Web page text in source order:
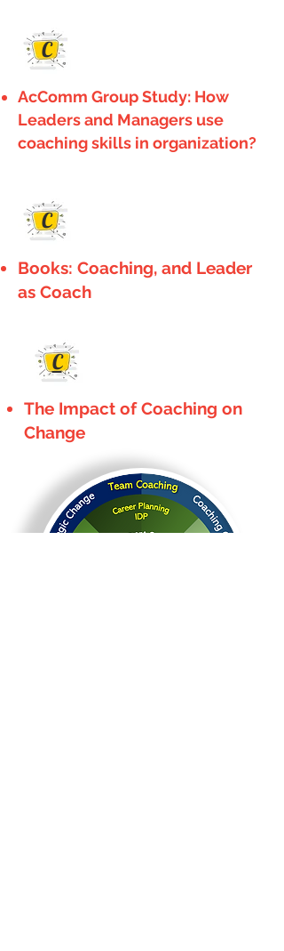
C
AcComm Group Study: How
Leaders and Managers use
coaching skills in organization?
C
Books: Coaching, and Leader
as Coach
C
The Impact of Coaching on
Change